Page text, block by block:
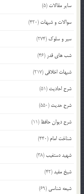
سایر مقالات (5)
سوالات و شبهات (420)
سیر و سلوک (274)
شب های قدر (46)
شبهات اخلاقی (217)
شرح احادیث (51)
شرح حدیث (550)
شرح دیوان حافظ (11)
شناخت امام (440)
شهید دستغیب(38)
شیخ مفید(42)
شیعه شناسی (69)